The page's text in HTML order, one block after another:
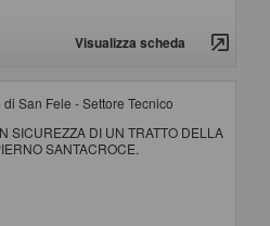
Visualizza scheda
San Fele - Settore Tecnico
SICUREZZA DI UN TRATTO DELLA
SANTACROCE.